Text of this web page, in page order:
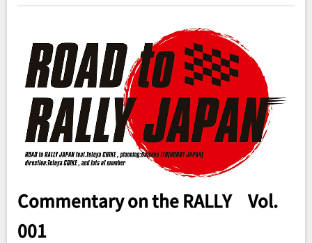
Commentary on the RALLY Vol.
001